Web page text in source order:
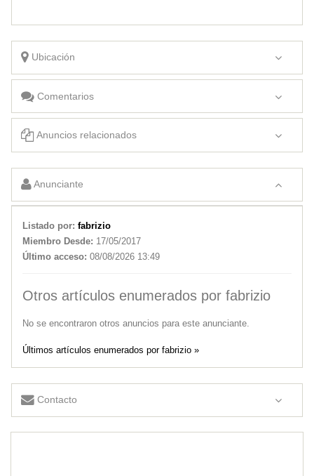
Ubicación
Comentarios
Anuncios relacionados
Anunciante
Listado por: fabrizio
Miembro Desde: 17/05/2017
Último acceso: 08/08/2026 13:49
Otros artículos enumerados por fabrizio
No se encontraron otros anuncios para este anunciante.
Últimos artículos enumerados por fabrizio »
Contacto